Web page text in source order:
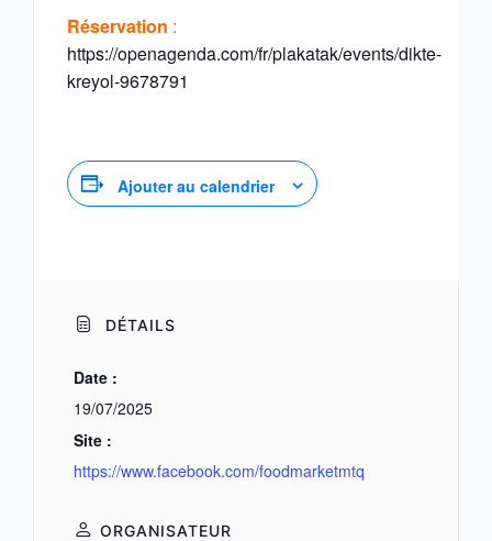
Réservation :
https://openagenda.com/fr/plakatak/events/dikte-
kreyol-9678791
Ajouter au calendrier
DÉTAILS
Date :
19/07/2025
Site :
https://www.facebook.com/foodmarketmtq
ORGANISATEUR